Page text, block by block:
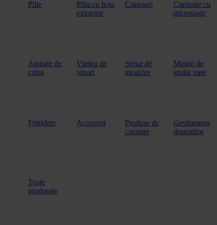
Plite
Plita cu hota
extractor
Cuptoare
Cuptoare cu
microunde
Aparate de
cafea
Vitrina de
vinuri
Sertar de
incalzire
Masini de
spalat vase
Frigidere Accesorii
Produse de
curatare
Gestionarea
deseurilor
Toate
produsele